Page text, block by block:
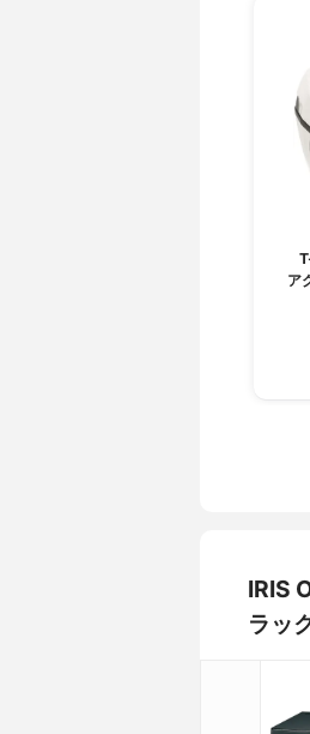
ア
IRIS
ラッ